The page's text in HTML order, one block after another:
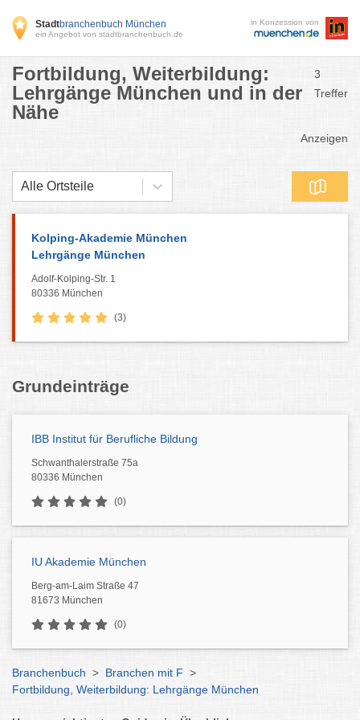
Stadtbranchenbuch München
ein Angebot von stadtbranchenbuch.de
in Konzession von
Fortbildung, Weiterbildung:
Lehrgänge München und in der
Nähe
3
Treffer
Anzeigen
Alle Ortsteile
Kolping-Akademie München
Lehrgänge München
Adolf-Kolping-Str. 1
80336 München
(3)
Grundeinträge
IBB Institut für Berufliche Bildung
Schwanthalerstraße 75a
80336 München
(0)
IU Akademie München
Berg-am-Laim Straße 47
81673 München
(0)
Branchenbuch > Branchen mit F >
Fortbildung, Weiterbildung: Lehrgänge München